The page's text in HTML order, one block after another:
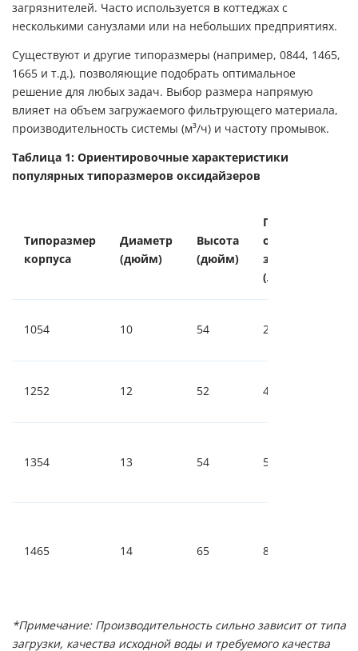
загрязнителей. Часто используется в коттеджах с
несколькими санузлами или на небольших предприятиях.
Существуют и другие типоразмеры (например, 0844, 1465,
1665 и т.д.), позволяющие подобрать оптимальное
решение для любых задач. Выбор размера напрямую
влияет на объем загружаемого фильтрующего материала,
производительность системы (м³/ч) и частоту промывок.
Таблица 1: Ориентировочные характеристики
популярных типоразмеров оксидайзеров
Типоразмер
корпуса
Диаметр
(дюйм)
Высота
(дюйм)
Примерный
объем
загрузки
(л)
1054 10 54 25-37
1252 12 52 40-55
1354 13 54 55-75
1465 14 65 80-110
*Примечание: Производительность сильно зависит от типа
загрузки, качества исходной воды и требуемого качества